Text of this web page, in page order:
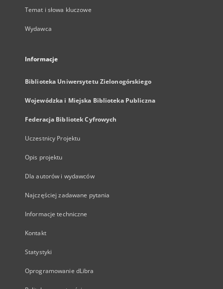
Temat i słowa kluczowe
Wydawca
Informacje
Biblioteka Uniwersytetu Zielonogórskiego
Wojewódzka i Miejska Biblioteka Publiczna
Federacja Bibliotek Cyfrowych
Uczestnicy Projektu
Opis projektu
Dla autorów i wydawców
Najczęściej zadawane pytania
Informacje techniczne
Kontakt
Statystyki
Oprogramowanie dLibra